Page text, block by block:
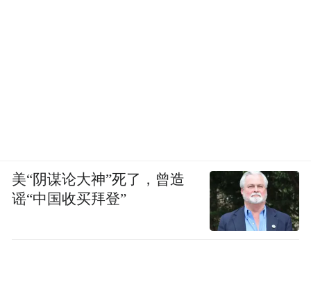
美“阴谋论大神”死了，曾造
谣“中国收买拜登”